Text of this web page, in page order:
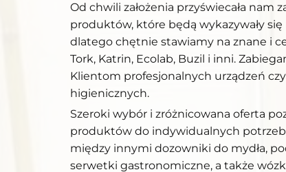
Od chwili założenia przyświecała nam
produktów, które będą wykazywały się
dlatego chętnie stawiamy na znane i
Tork, Katrin, Ecolab, Buzil i inni.
Klientom profesjonalnych urządzeń
higienicznych.
Szeroki wybór i zróżnicowana oferta
produktów do indywidualnych
między innymi dozowniki do mydła,
serwetki gastronomiczne, a także